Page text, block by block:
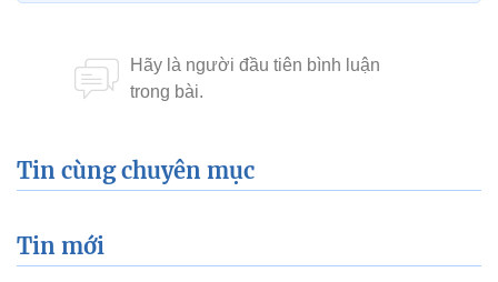
Tin cùng chuyên mục
Tin mới